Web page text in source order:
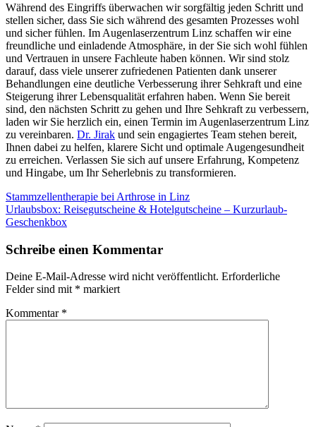
Während des Eingriffs überwachen wir sorgfältig jeden Schritt und
stellen sicher, dass Sie sich während des gesamten Prozesses wohl
und sicher fühlen. Im Augenlaserzentrum Linz schaffen wir eine
freundliche und einladende Atmosphäre, in der Sie sich wohl fühlen
und Vertrauen in unsere Fachleute haben können. Wir sind stolz
darauf, dass viele unserer zufriedenen Patienten dank unserer
Behandlungen eine deutliche Verbesserung ihrer Sehkraft und eine
Steigerung ihrer Lebensqualität erfahren haben. Wenn Sie bereit
sind, den nächsten Schritt zu gehen und Ihre Sehkraft zu verbessern,
laden wir Sie herzlich ein, einen Termin im Augenlaserzentrum Linz
zu vereinbaren. Dr. Jirak und sein engagiertes Team stehen bereit,
Ihnen dabei zu helfen, klarere Sicht und optimale Augengesundheit
zu erreichen. Verlassen Sie sich auf unsere Erfahrung, Kompetenz
und Hingabe, um Ihr Seherlebnis zu transformieren.
Beitragsnavigation
Stammzellentherapie bei Arthrose in Linz
Urlaubsbox: Reisegutscheine & Hotelgutscheine – Kurzurlaub-
Geschenkbox
Schreibe einen Kommentar
Deine E-Mail-Adresse wird nicht veröffentlicht. Erforderliche
Felder sind mit * markiert
Kommentar *